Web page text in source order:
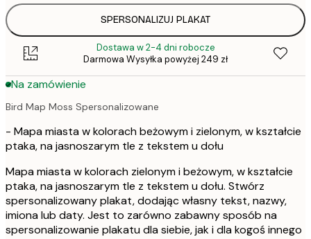
SPERSONALIZUJ PLAKAT
Dostawa w 2-4 dni robocze
Darmowa Wysyłka powyżej 249 zł
Na zamówienie
Bird Map Moss Spersonalizowane
- Mapa miasta w kolorach beżowym i zielonym, w kształcie
ptaka, na jasnoszarym tle z tekstem u dołu
Mapa miasta w kolorach zielonym i beżowym, w kształcie
ptaka, na jasnoszarym tle z tekstem u dołu. Stwórz
spersonalizowany plakat, dodając własny tekst, nazwy,
imiona lub daty. Jest to zarówno zabawny sposób na
spersonalizowanie plakatu dla siebie, jak i dla kogoś innego